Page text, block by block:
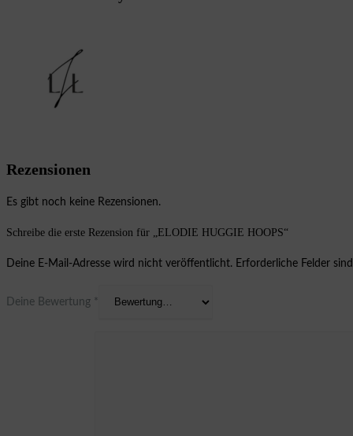
Rezensionen
Es gibt noch keine Rezensionen.
Schreibe die erste Rezension für „ELODIE HUGGIE HOOPS“
Deine E-Mail-Adresse wird nicht veröffentlicht. Erforderliche Felder
Deine Bewertung *